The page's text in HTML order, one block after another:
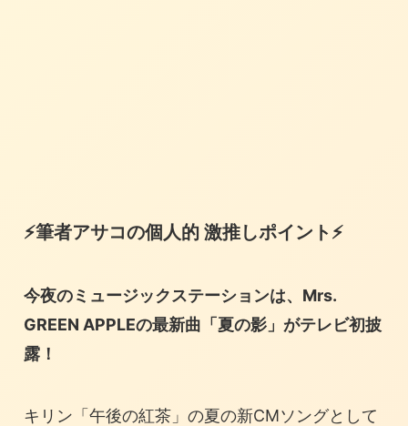
⚡筆者アサコの個人的 激推しポイント ⚡
今夜のミュージックステーションは、Mrs.
GREEN APPLEの最新曲「夏の影」がテレビ初披
露！
キリン「午後の紅茶」の夏の新CMソングとして